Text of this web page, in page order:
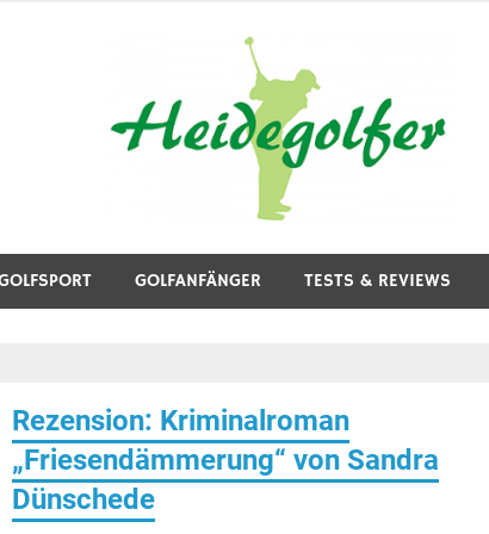
GOLFANFÄNGER TESTS & REVIEWS
Rezension: Kriminalroman
„Friesendämmerung“ von Sandra
Dünschede